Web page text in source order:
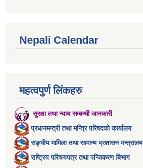
Nepali Calendar
महत्वपुर्ण लिंकहरु
सुरक्षा तथा न्याय सम्बन्धी जानकारी
प्रधानमन्त्री तथा मन्त्रि परिषदको कार्यालय
सङ्घीय मामिला तथा सामान्य प्रशासन मन्त्रालय
राष्ट्रिय परिचयपत्र तथा पन्जिकरण बिभाग